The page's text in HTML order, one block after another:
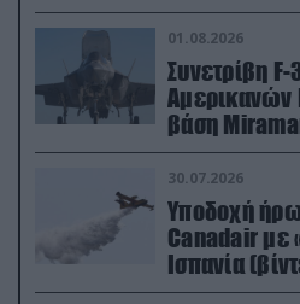
01.08.2026
Συνετρίβη
Αμερικανών
βάση
30.07.2026
Υποδοχή
Canadair με
Ισπανία